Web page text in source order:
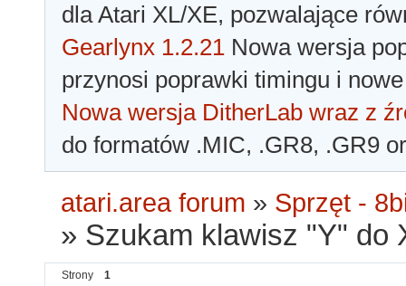
dla Atari XL/XE, pozwalające
Gearlynx 1.2.21 Nowa wersja
przynosi poprawki timingu i
Nowa wersja DitherLab wraz z
do formatów .MIC, .GR8, .GR9
atari.area forum » Sprzęt -
» Szukam klawisz "Y" do
Strony 1